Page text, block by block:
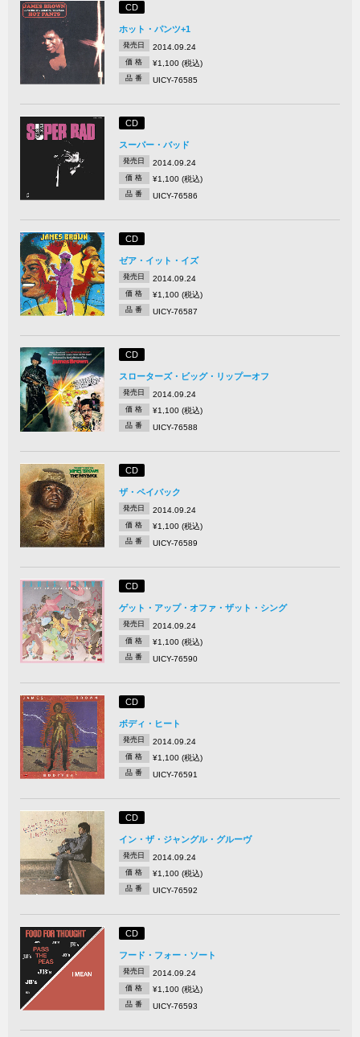
CD
ホット・パンツ+1
発売日 2014.09.24
価 格 ¥1,100 (税込)
品 番 UICY-76585
CD
スーパー・バッド
発売日 2014.09.24
価 格 ¥1,100 (税込)
品 番 UICY-76586
CD
ゼア・イット・イズ
発売日 2014.09.24
価 格 ¥1,100 (税込)
品 番 UICY-76587
CD
スローターズ・ビッグ・リップーオフ
発売日 2014.09.24
価 格 ¥1,100 (税込)
品 番 UICY-76588
CD
ザ・ペイバック
発売日 2014.09.24
価 格 ¥1,100 (税込)
品 番 UICY-76589
CD
ゲット・アップ・オファ・ザット・シング
発売日 2014.09.24
価 格 ¥1,100 (税込)
品 番 UICY-76590
CD
ボディ・ヒート
発売日 2014.09.24
価 格 ¥1,100 (税込)
品 番 UICY-76591
CD
イン・ザ・ジャングル・グルーヴ
発売日 2014.09.24
価 格 ¥1,100 (税込)
品 番 UICY-76592
CD
フード・フォー・ソート
発売日 2014.09.24
価 格 ¥1,100 (税込)
品 番 UICY-76593